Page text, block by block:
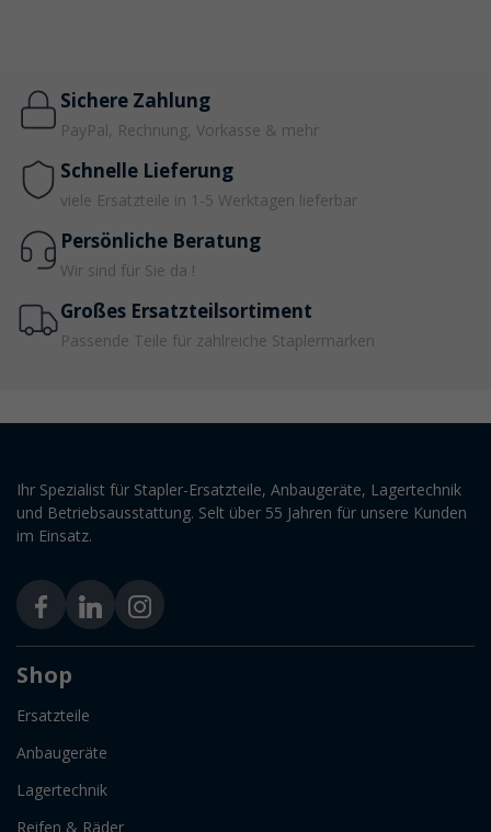
Sichere Zahlung
PayPal, Rechnung, Vorkasse & mehr
Schnelle Lieferung
viele Ersatzteile in 1-5 Werktagen lieferbar
Persönliche Beratung
Wir sind für Sie da !
Großes Ersatzteilsortiment
Passende Teile für zahlreiche Staplermarken
Ihr Spezialist für Stapler-Ersatzteile, Anbaugeräte, Lagertechnik
und Betriebsausstattung. Selt über 55 Jahren für unsere Kunden
im Einsatz.
Shop
Ersatzteile
Anbaugeräte
Lagertechnik
Reifen & Räder